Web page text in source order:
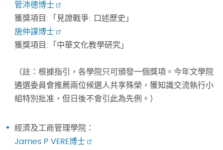
管沛德博士
獲獎項目:「見證戰爭: 口述歷史」
施仲謀博士
獲獎項目:「中華文化教學研究」
（註：根據指引，各學院只可頒發一個獎項。今年文學院
遴選委員會推薦兩位候選人共享殊榮，獲知識交流執行小
組特別批准，但日後不會引此為先例。）
經濟及工商管理學院：
James P VERE博士